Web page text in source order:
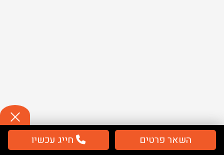
השאר פרטים חייג עכשיו